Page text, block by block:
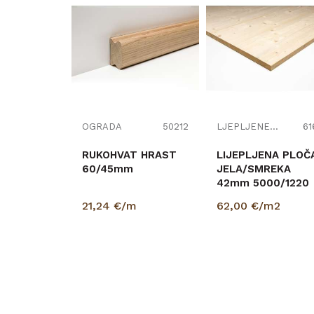
OGRADA 50212
RUKOHVAT HRAST
60/45mm
21,24 €/m
LJEPLJENE PLOČE
LIJEPLJENA
JELA/SMREKA
42mm 5000/1220
62,00 €/m2